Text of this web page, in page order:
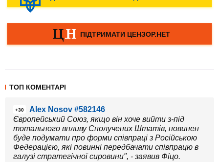
ТОП КОМЕНТАРІ
+30
Alex Nosov #582146
Європейський Союз, якщо він хоче вийти з-під
тотального впливу Сполучених Штатів, повинен
буде подумати про форми співпраці з Російською
Федерацією, які повинні передбачати співпрацю в
галузі стратегічної сировини", - заявив Фіцо.